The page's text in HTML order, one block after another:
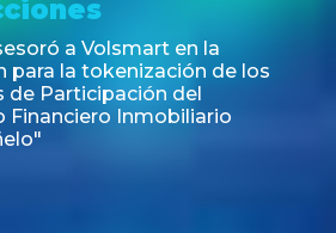
a Volsmart en la
para la tokenización de los
de Participación del
Financiero Inmobiliario